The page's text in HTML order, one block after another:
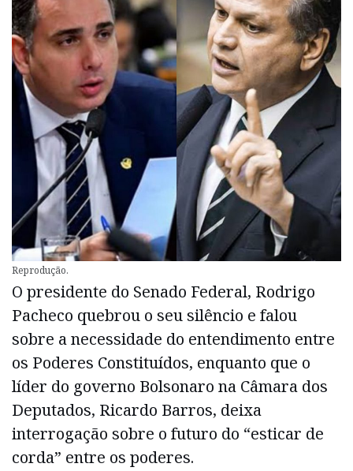
Reprodução.
O presidente do Senado Federal, Rodrigo
Pacheco quebrou o seu silêncio e falou
sobre a necessidade do entendimento entre
os Poderes Constituídos, enquanto que o
líder do governo Bolsonaro na Câmara dos
Deputados, Ricardo Barros, deixa
interrogação sobre o futuro do “esticar de
corda” entre os poderes.